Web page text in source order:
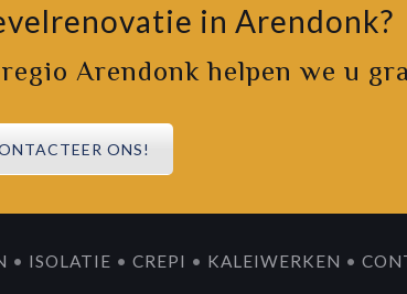
in Arendonk?
Arendonk helpen we u
ONS!
• ISOLATIE •CREPI • KALEIWERKEN •